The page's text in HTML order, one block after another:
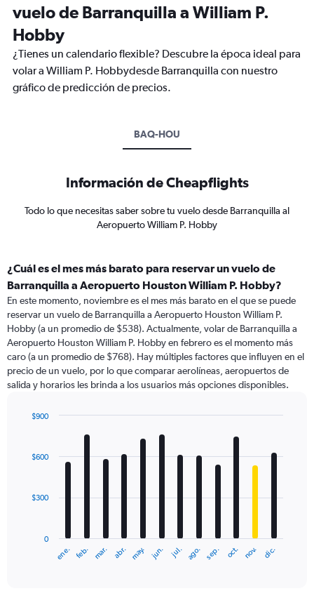
vuelo de Barranquilla a William P.
Hobby
¿Tienes un calendario flexible? Descubre la época ideal para
volar a William P. Hobbydesde Barranquilla con nuestro
gráfico de predicción de precios.
BAQ-HOU
Información de Cheapflights
Todo lo que necesitas saber sobre tu vuelo desde Barranquilla al
Aeropuerto William P. Hobby
¿Cuál es el mes más barato para reservar un vuelo de
Barranquilla a Aeropuerto Houston William P. Hobby?
En este momento, noviembre es el mes más barato en el que se puede
reservar un vuelo de Barranquilla a Aeropuerto Houston William P.
Hobby (a un promedio de $538). Actualmente, volar de Barranquilla a
Aeropuerto Houston William P. Hobby en febrero es el momento más
caro (a un promedio de $768). Hay múltiples factores que influyen en el
precio de un vuelo, por lo que comparar aerolíneas, aeropuertos de
salida y horarios les brinda a los usuarios más opciones disponibles.
with
12
The
ene. feb. mar. abr. may. jun. jul. ago. sep. oct. nov. dic.
0
$300
$600
$900